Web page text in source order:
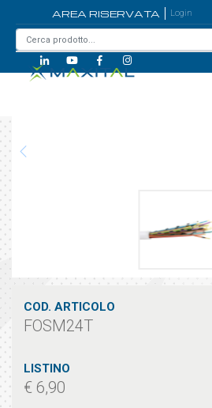
AREA RISERVATA Login
COD. ARTICOLO
FOSM24T
LISTINO
€ 6,90